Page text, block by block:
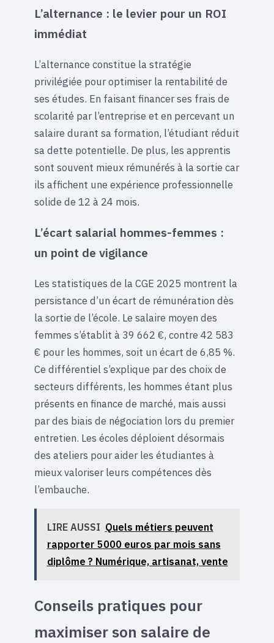
L’alternance : le levier pour un ROI
immédiat
L’alternance constitue la stratégie
privilégiée pour optimiser la rentabilité de
ses études. En faisant financer ses frais de
scolarité par l’entreprise et en percevant un
salaire durant sa formation, l’étudiant réduit
sa dette potentielle. De plus, les apprentis
sont souvent mieux rémunérés à la sortie car
ils affichent une expérience professionnelle
solide de 12 à 24 mois.
L’écart salarial hommes-femmes :
un point de vigilance
Les statistiques de la CGE 2025 montrent la
persistance d’un écart de rémunération dès
la sortie de l’école. Le salaire moyen des
femmes s’établit à 39 662 €, contre 42 583
€ pour les hommes, soit un écart de 6,85 %.
Ce différentiel s’explique par des choix de
secteurs différents, les hommes étant plus
présents en finance de marché, mais aussi
par des biais de négociation lors du premier
entretien. Les écoles déploient désormais
des ateliers pour aider les étudiantes à
mieux valoriser leurs compétences dès
l’embauche.
LIRE AUSSI Quels métiers peuvent
rapporter 5000 euros par mois sans
diplôme ? Numérique, artisanat, vente
Conseils pratiques pour
maximiser son salaire de